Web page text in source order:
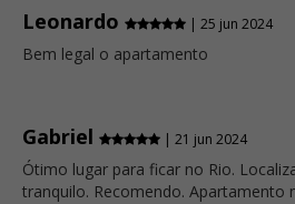
Leonardo | 25 jun 2024
Bem legal o apartamento
Gabriel | 21 jun 2024
Ótimo lugar para ficar no Rio.
tranquilo. Recomendo. Apartamento